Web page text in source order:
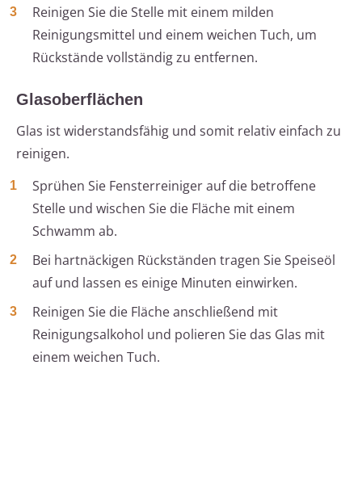
Reinigen Sie die Stelle mit einem milden
Reinigungsmittel und einem weichen Tuch, um
Rückstände vollständig zu entfernen.
Glasoberflächen
Glas ist widerstandsfähig und somit relativ einfach zu
reinigen.
Sprühen Sie Fensterreiniger auf die betroffene
Stelle und wischen Sie die Fläche mit einem
Schwamm ab.
Bei hartnäckigen Rückständen tragen Sie Speiseöl
auf und lassen es einige Minuten einwirken.
Reinigen Sie die Fläche anschließend mit
Reinigungsalkohol und polieren Sie das Glas mit
einem weichen Tuch.